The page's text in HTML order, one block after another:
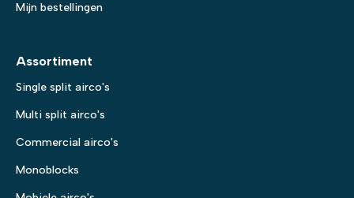
Mijn bestellingen
Assortiment
Single split airco's
Multi split airco's
Commercial airco's
Monoblocks